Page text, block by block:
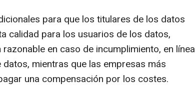
para que los titulares de los datos
calidad para los usuarios de los datos,
en caso de incumplimiento, en línea
mientras que las empresas más
una compensación por los costes.